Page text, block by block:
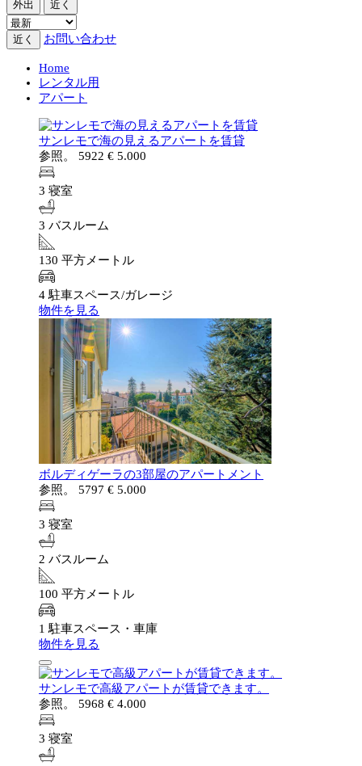
外出 近く
近く お問い合わせ
Home
レンタル用
アパート
サンレモで海の見えるアパートを賃貸
参照。 5922 € 5.000
3 寝室
3 バスルーム
130 平方メートル
4 駐車スペース/ガレージ
物件を見る
ボルディゲーラの3部屋のアパートメント
参照。 5797 € 5.000
3 寝室
2 バスルーム
100 平方メートル
1 駐車スペース・車庫
物件を見る
サンレモで高級アパートが賃貸できます。
参照。 5968 € 4.000
3 寝室